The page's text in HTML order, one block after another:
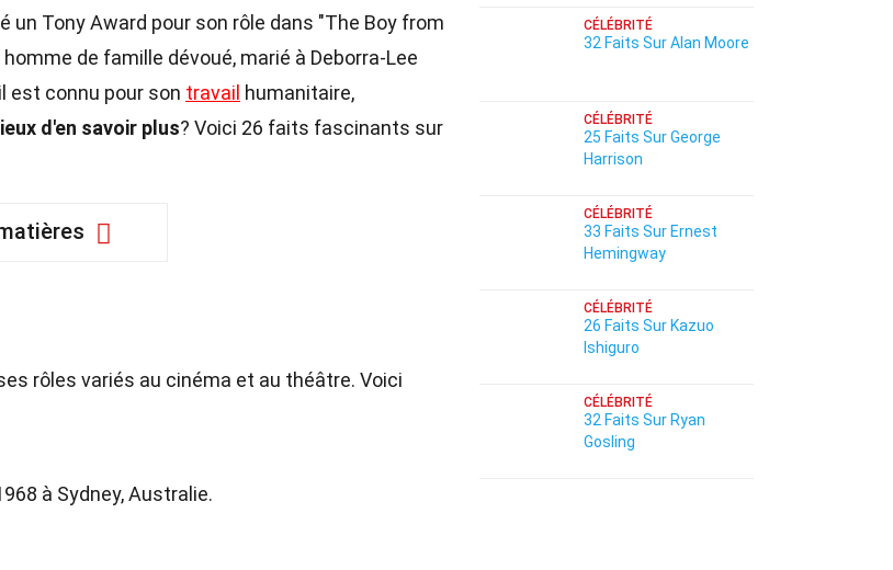
un Tony Award pour son rôle dans "The Boy from
de famille dévoué, marié à Deborra-Lee
est connu pour son travail humanitaire,
d'en savoir plus? Voici 26 faits fascinants sur
rôles variés au cinéma et au théâtre. Voici
à Sydney, Australie.
CÉLÉBRITÉ
32 Faits Sur Alan Moore
CÉLÉBRITÉ
25 Faits Sur George
Harrison
CÉLÉBRITÉ
33 Faits Sur Ernest
Hemingway
CÉLÉBRITÉ
26 Faits Sur Kazuo
Ishiguro
CÉLÉBRITÉ
32 Faits Sur Ryan
Gosling